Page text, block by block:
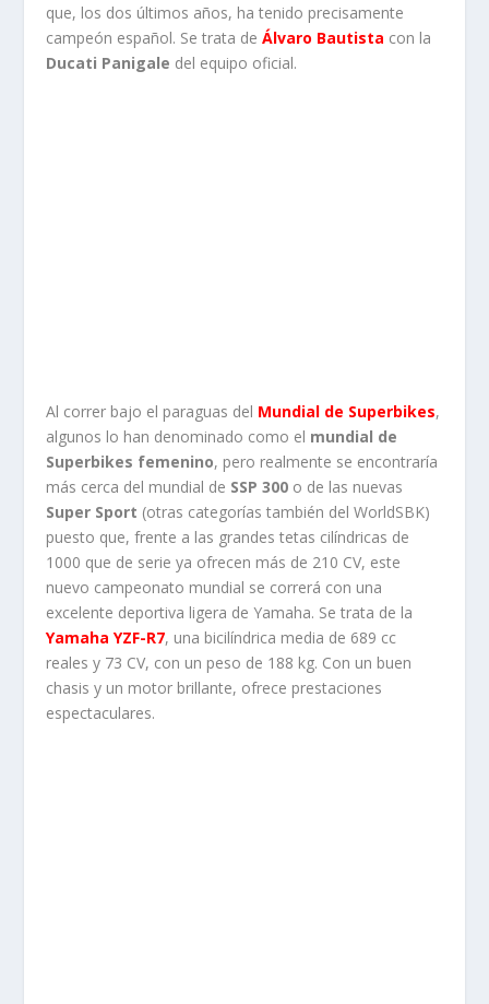
que, los dos últimos años, ha tenido precisamente
campeón español. Se trata deÁlvaro Bautista con la
Ducati Panigale del equipo oficial.
Al correr bajo el paraguas del Mundial de Superbikes,
algunos lo han denominado como el mundial de
Superbikes femenino, pero realmente se encontraría
más cerca del mundial de SSP 300 o de las nuevas
Super Sport (otras categorías también del WorldSBK)
puesto que, frente a las grandes tetas cilíndricas de
1000 que de serie ya ofrecen más de 210 CV, este
nuevo campeonato mundial se correrá con una
excelente deportiva ligera de Yamaha. Se trata de la
Yamaha YZF-R7, una bicilíndrica media de 689 cc
reales y 73 CV, con un peso de 188 kg. Con un buen
chasis y un motor brillante, ofrece prestaciones
espectaculares.